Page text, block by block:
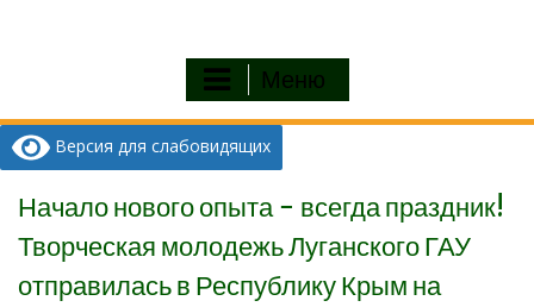
Меню
Версия для слабовидящих
Начало нового опыта − всегда праздник!
Творческая молодежь Луганского ГАУ
отправилась в Республику Крым на